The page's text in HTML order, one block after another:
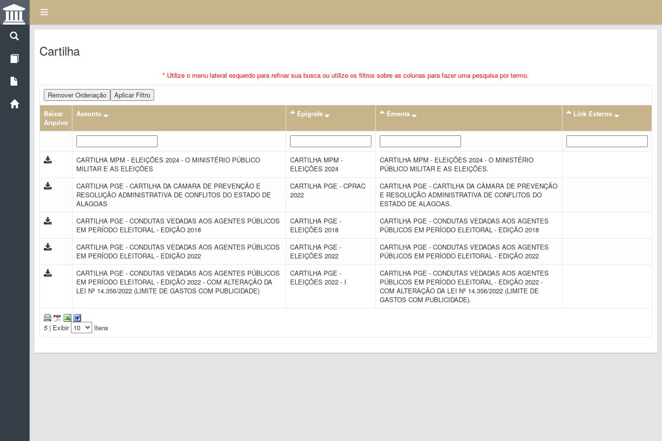
Cartilha
* Utilize o menu lateral esquerdo para refinar sua busca ou utilize os filtros sobre as colunas para fazer uma pesquisa por termo.
Remover Ordenação
Aplicar Filtro
Baixar
Arquivo
Assunto Epigrafe Ementa Link Externo
CARTILHA MPM - ELEIÇÕES 2024 - O MINISTÉRIO PÚBLICO
MILITAR E AS ELEIÇÕES
CARTILHA MPM -
ELEIÇÕES 2024
CARTILHA MPM - ELEIÇÕES 2024 - O MINISTÉRIO
PÚBLICO MILITAR E AS ELEIÇÕES.
CARTILHA PGE - CARTILHA DA CÂMARA DE PREVENÇÃO E
RESOLUÇÃO ADMINISTRATIVA DE CONFLITOS DO ESTADO DE
ALAGOAS
CARTILHA PGE - CPRAC
2022
CARTILHA PGE - CARTILHA DA CÂMARA DE PREVENÇÃO
E RESOLUÇÃO ADMINISTRATIVA DE CONFLITOS DO
ESTADO DE ALAGOAS.
CARTILHA PGE - CONDUTAS VEDADAS AOS AGENTES PÚBLICOS
EM PERÍODO ELEITORAL - EDIÇÃO 2018
CARTILHA PGE -
ELEIÇÕES 2018
CARTILHA PGE - CONDUTAS VEDADAS AOS AGENTES
PÚBLICOS EM PERÍODO ELEITORAL - EDIÇÃO 2018
CARTILHA PGE - CONDUTAS VEDADAS AOS AGENTES PÚBLICOS
EM PERÍODO ELEITORAL - EDIÇÃO 2022
CARTILHA PGE -
ELEIÇÕES 2022
CARTILHA PGE - CONDUTAS VEDADAS AOS AGENTES
PÚBLICOS EM PERÍODO ELEITORAL - EDIÇÃO 2022
CARTILHA PGE - CONDUTAS VEDADAS AOS AGENTES PÚBLICOS
EM PERÍODO ELEITORAL - EDIÇÃO 2022 - COM ALTERAÇÃO DA
LEI Nº 14.356/2022 (LIMITE DE GASTOS COM PUBLICIDADE)
CARTILHA PGE -
ELEIÇÕES 2022 - I
CARTILHA PGE - CONDUTAS VEDADAS AOS AGENTES
PÚBLICOS EM PERÍODO ELEITORAL - EDIÇÃO 2022 -
COM ALTERAÇÃO DA LEI Nº 14.356/2022 (LIMITE DE
GASTOS COM PUBLICIDADE).
5| Exibir Itens